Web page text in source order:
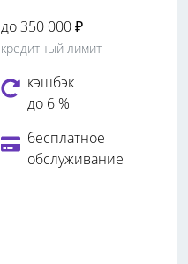
до 350 000 ₽
кредитный лимит
кэшбэк
до 6 %
бесплатное
обслуживание